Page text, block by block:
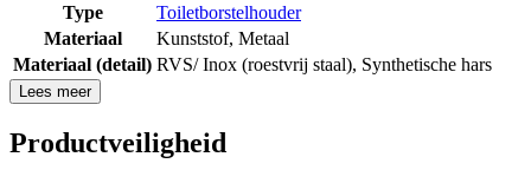
Type
Toiletborstelhouder
Materiaal
Kunststof, Metaal
Materiaal (detail) RVS/ Inox (roestvrij staal), Synthetische hars
Lees meer
Productveiligheid